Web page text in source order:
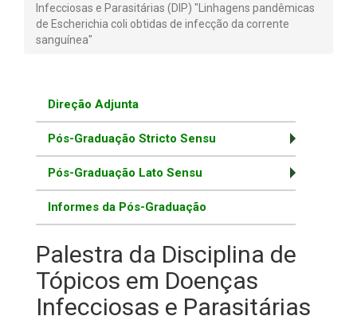
Infecciosas e Parasitárias (DIP) "Linhagens pandêmicas
de Escherichia coli obtidas de infecção da corrente
sanguínea"
Direção Adjunta
Pós-Graduação Stricto Sensu
Pós-Graduação Lato Sensu
Informes da Pós-Graduação
Palestra da Disciplina de
Tópicos em Doenças
Infecciosas e Parasitárias